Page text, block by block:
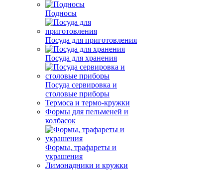
Подносы
Посуда для приготовления
Посуда для хранения
Посуда сервировка и
столовые приборы
Термоса и термо-кружки
Формы для пельменей и
колбасок
Формы, трафареты и
украшения
Лимонадники и кружки